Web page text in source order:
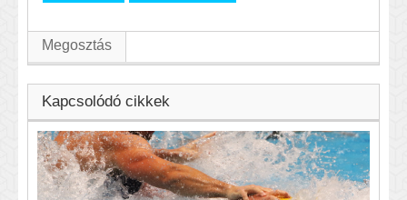
Megosztás
Kapcsolódó cikkek